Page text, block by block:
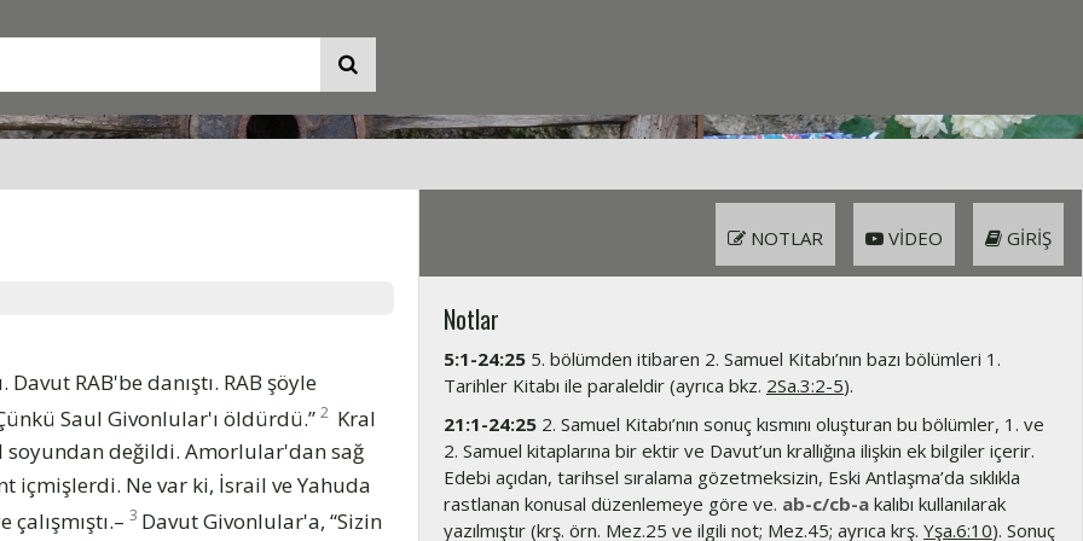
RAB'be danıştı. RAB şöyle
Saul Givonlular'ı öldürdü.” 2 Kral
soyundan değildi. Amorlular'dan sağ
içmişlerdi. Ne var ki, İsrail ve Yahuda
3 Davut Givonlular'a, “Sizin
GIRIŞ
VIDEO
NOTLAR
Notlar
5:1-24:25 5. bölümden itibaren 2. Samuel Kitabı’nın bazı bölümleri 1.
Tarihler Kitabı ile paraleldir (ayrıca bkz. 2Sa.3:2-5).
21:1-24:25 2. Samuel Kitabı’nın sonuç kısmını oluşturan bu bölümler, 1. ve
2. Samuel kitaplarına bir ektir ve Davut’un krallığına ilişkin ek bilgiler içerir.
Edebi açıdan, tarihsel sıralama gözetmeksizin, Eski Antlaşma’da sıklıkla
rastlanan konusal düzenlemeye göre ve. ab-c/cb-a kalıbı kullanılarak
yazılmıştır (krş. örn. Mez.25 ve ilgili not; Mez.45; ayrıca krş. Yşa.6:10). Sonuç